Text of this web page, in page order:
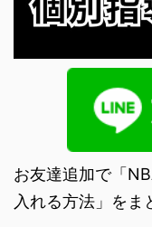
お友達追加で「
入れる方法」をま